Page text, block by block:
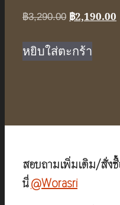
฿3,290.00 Original
was:
฿3,290.00.
฿2,190.00
หยิบใส่ตะกร้า
สอบถามเพิ่มเติม/สั่ง
นี่@Worasri